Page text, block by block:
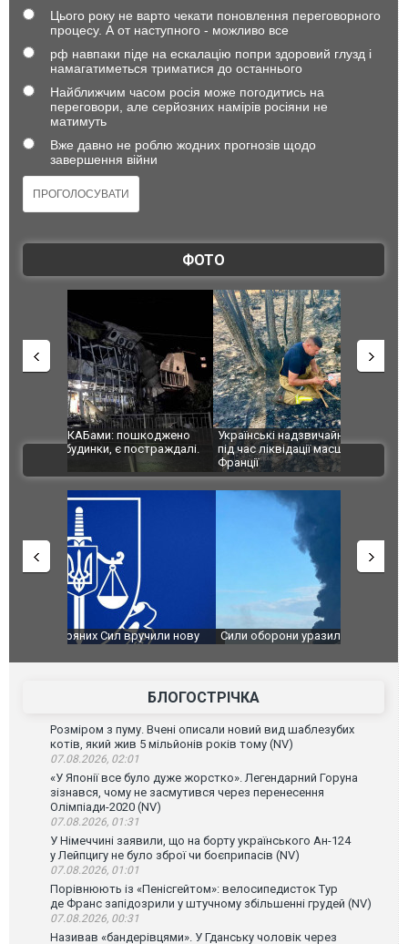
Цього року не варто чекати поновлення переговорного
процесу. А от наступного - можливо все
рф навпаки піде на ескалацію попри здоровий глузд і
намагатиметься триматися до останнього
Найближчим часом росія може погодитись на
переговори, але серйозних намірів росіяни не
матимуть
Вже давно не роблю жодних прогнозів щодо
завершення війни
ФОТО
Українські надзвичайники врятували козуленя
під час ліквідації масштабної лісової пожежі у
СБУ за
Болгарії
ВІДЕО
Сили оборони уразили Ярославський НПЗ:
атаку. ВІДЕО
Неймар
БЛОГОСТРІЧКА
Розміром з пуму. Вчені описали новий вид шаблезубих
котів, який жив 5 мільйонів років тому (NV)
07.08.2026, 02:01
«У Японії все було дуже жорстко». Легендарний Горуна
зізнався, чому не засмутився через перенесення
Олімпіади-2020 (NV)
07.08.2026, 01:31
У Німеччині заявили, що на борту українського Ан-124
у Лейпцигу не було зброї чи боєприпасів (NV)
07.08.2026, 01:01
Порівнюють із «Пенісгейтом»: велосипедисток Тур
де Франс запідозрили у штучному збільшенні грудей (NV)
07.08.2026, 00:31
Називав «бандерівцями». У Гданську чоловік через